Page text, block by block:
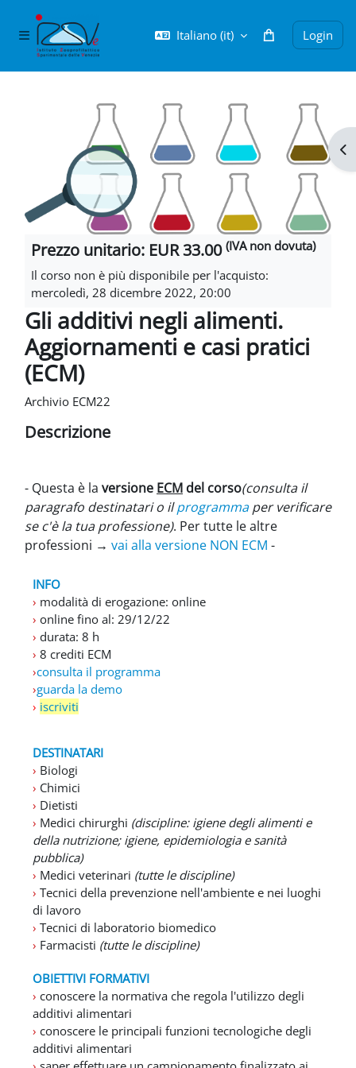
Pannello laterale Italiano ‎(it)‎ Login
Prezzo unitario: EUR 33.00 (IVA non dovuta)
Il corso non è più disponibile per l'acquisto:
mercoledì, 28 dicembre 2022, 20:00
Gli additivi negli alimenti.
Aggiornamenti e casi pratici
(ECM)
Archivio ECM22
Descrizione
- Questa è la versione ECM del corso(consulta il
paragrafo destinatari o ilprogrammaper verificare
se c'è la tua professione). Per tutte le altre
professioni → vai alla versione NON ECM -
INFO
› modalità di erogazione: online
› online fino al: 29/12/22
› durata: 8 h
› 8 crediti ECM
›consulta il programma
›guarda la demo
› iscriviti
DESTINATARI
› Biologi
› Chimici
› Dietisti
› Medici chirurghi (discipline: igiene degli alimenti e
della nutrizione; igiene, epidemiologia e sanità
pubblica)
› Medici veterinari (tutte le discipline)
› Tecnici della prevenzione nell'ambiente e nei luoghi
di lavoro
› Tecnici di laboratorio biomedico
› Farmacisti (tutte le discipline)
OBIETTIVI FORMATIVI
› conoscere la normativa che regola l'utilizzo degli
additivi alimentari
› conoscere le principali funzioni tecnologiche degli
additivi alimentari